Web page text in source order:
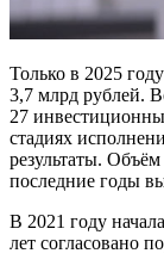
Только в 2025
3,7 млрд рублей.
27
стадиях
результаты.
последние годы
В 2021 году
лет согласовано